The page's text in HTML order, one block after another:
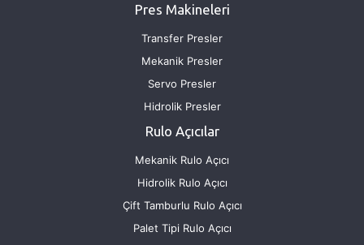
Pres Makineleri
Transfer Presler
Mekanik Presler
Servo Presler
Hidrolik Presler
Rulo Açıcılar
Mekanik Rulo Açıcı
Hidrolik Rulo Açıcı
Çift Tamburlu Rulo Açıcı
Palet Tipi Rulo Açıcı